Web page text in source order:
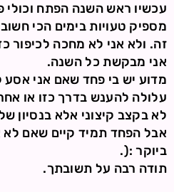
עכשיו ראש השנה הפתח וכולי
מספיק טעויות בימים הכי
זה. ולא אני לא מחכה לכיפור
אני מבקשת כל השנה.
מדוע יש בי פחד שאם אני אסע
עלולה להענש בדרך כזו או
לא בקצב קיצוני אלא
אבל הפחד תמיד קיים שאם
ביוקר :(.
תודה רבה על תשובתך.